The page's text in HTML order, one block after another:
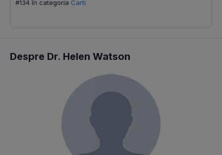
#134 în categoria Carti
Despre Dr. Helen Watson